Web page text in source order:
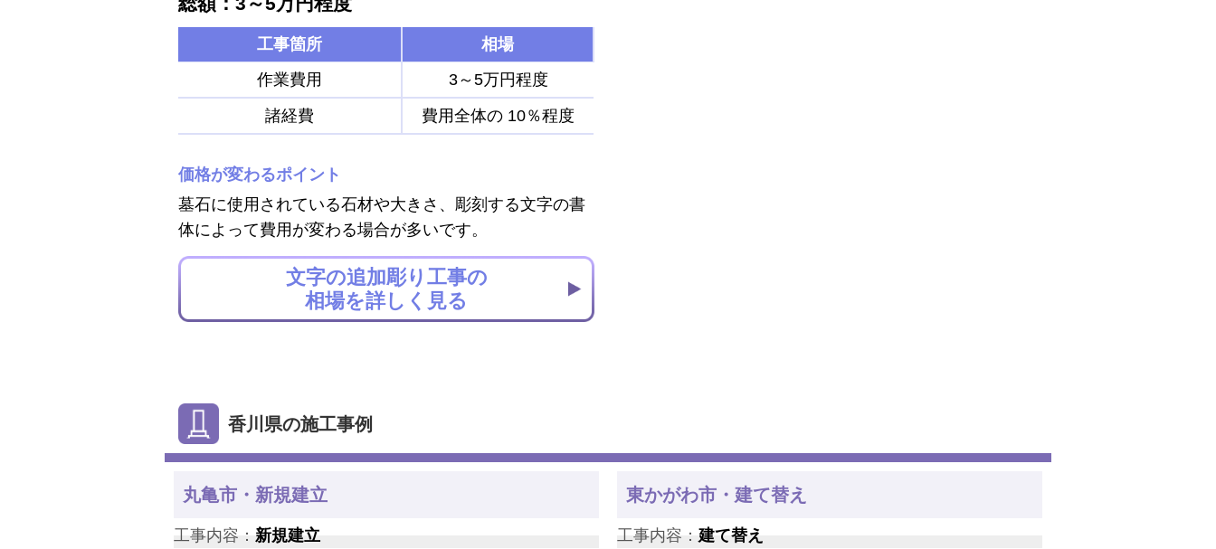
工事箇所
相場
作業費用
3～5万円程度
諸経費
費用全体の 10％程度
価格が変わるポイント
墓石に使用されている石材や大きさ、彫刻する文字の書
体によって費用が変わる場合が多いです。
文字の追加彫り工事の
相場を詳しく見る
香川県の施工事例
丸亀市・新規建立
工事内容： 新規建立
東かがわ市・建て替え
工事内容： 建て替え